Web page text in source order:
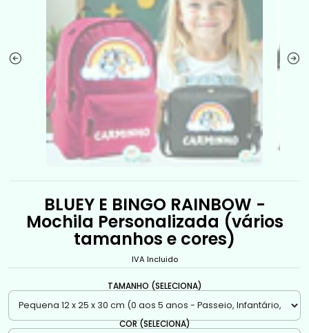
BLUEY E BINGO RAINBOW -
Mochila Personalizada (vários
tamanhos e cores)
IVA Incluido
TAMANHO (SELECIONA)
COR (SELECIONA)